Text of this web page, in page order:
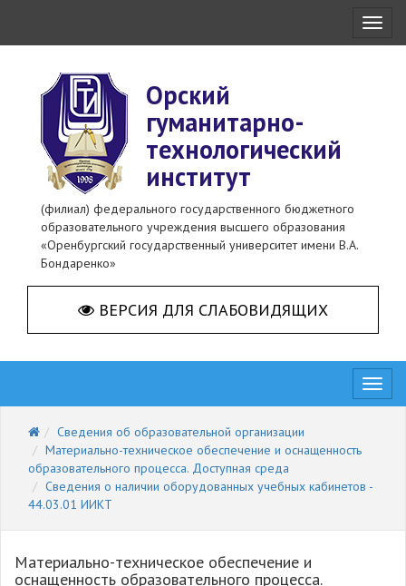
Орский
гуманитарно-
технологический
институт
(филиал) федерального государственного бюджетного
образовательного учреждения высшего образования
«Оренбургский государственный университет имени В.А.
Бондаренко»
ВЕРСИЯ ДЛЯ СЛАБОВИДЯЩИХ
Сведения об образовательной организации
Материально-техническое обеспечение и оснащенность
образовательного процесса. Доступная среда
Cведения о наличии оборудованных учебных кабинетов -
44.03.01 ИИКТ
Материально-техническое обеспечение и
оснащенность образовательного процесса.